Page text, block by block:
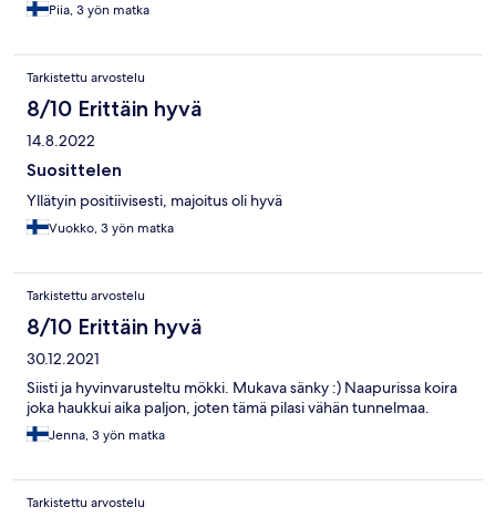
Piia, 3 yön matka
Tarkistettu arvostelu
8/10 Erittäin hyvä
14.8.2022
Suosittelen
Yllätyin positiivisesti, majoitus oli hyvä
Vuokko, 3 yön matka
Tarkistettu arvostelu
8/10 Erittäin hyvä
30.12.2021
Siisti ja hyvinvarusteltu mökki. Mukava sänky :) Naapurissa koira
joka haukkui aika paljon, joten tämä pilasi vähän tunnelmaa.
Jenna, 3 yön matka
Tarkistettu arvostelu